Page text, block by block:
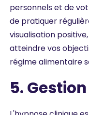
personnels et de
de pratiquer
visualisation
atteindre vos
régime alimentaire
5.